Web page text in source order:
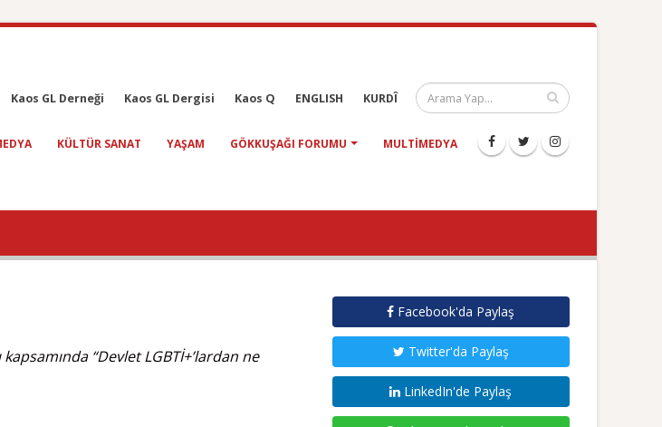
Kaos GL Derneği Kaos GL Dergisi Kaos Q ENGLISH KURDÎ
KÜLTÜR SANAT YAŞAM GÖKKUŞAĞI FORUMU MULTIMEDYA
“Devlet LGBTİ+’lardan ne
Facebook'da Paylaş
Twitter'da Paylaş
LinkedIn'de Paylaş